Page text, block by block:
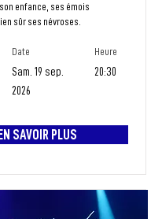
enfance, ses émois
sûr ses névroses.
Date
Sam. 19 sep.
2026
Heure
20:30
EN SAVOIR PLUS